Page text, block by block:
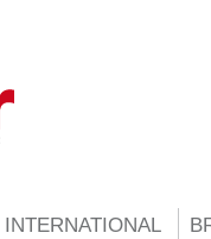
INTERNATIONAL